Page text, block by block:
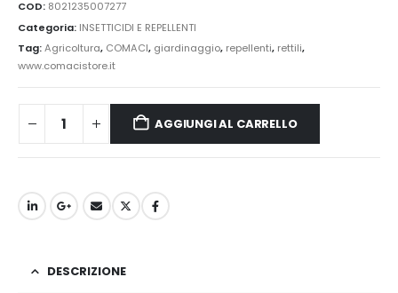
COD: 8021235007277
Categoria: INSETTICIDI E REPELLENTI
Tag:Agricoltura, COMACI, giardinaggio, repellenti, rettili,
www.comacistore.it
AGGIUNGI AL CARRELLO
DESCRIZIONE